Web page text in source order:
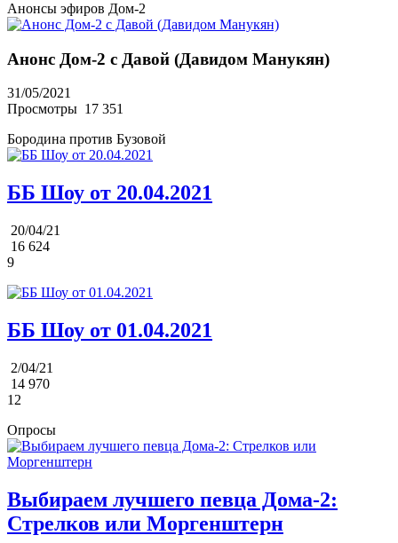
Анонсы эфиров Дом-2
Анонс Дом-2 с Давой (Давидом Манукян)
31/05/2021
Просмотры 17 351
Бородина против Бузовой
ББ Шоу от 20.04.2021
20/04/21
16 624
9
ББ Шоу от 01.04.2021
2/04/21
14 970
12
Опросы
Выбираем лучшего певца Дома-2:
Стрелков или Моргенштерн